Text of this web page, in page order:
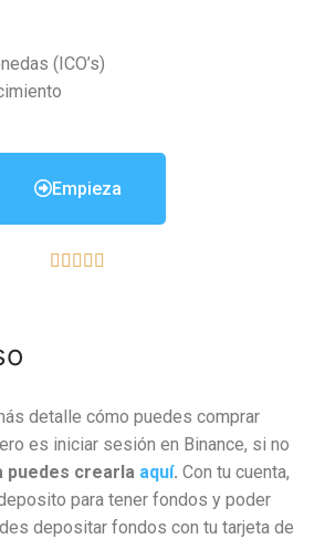
(ICO’s)
Empieza
    
detalle cómo puedes comprar
es iniciar sesión en Binance, si no
puedes crearla aquí. Con tu cuenta,
para tener fondos y poder
depositar fondos con tu tarjeta de